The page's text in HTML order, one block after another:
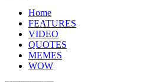
Home
FEATURES
VIDEO
QUOTES
MEMES
WOW